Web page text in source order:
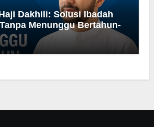
Dakhili: Solusi Ibadah
Menunggu Bertahun-